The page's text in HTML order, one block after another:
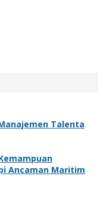
Talenta
Ancaman Maritim